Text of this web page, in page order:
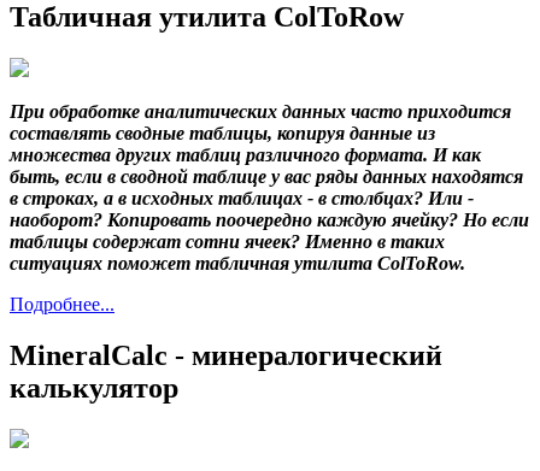
Табличная утилита ColToRow
При обработке аналитических данных часто приходится
составлять сводные таблицы, копируя данные из
множества других таблиц различного формата. И как
быть, если в сводной таблице у вас ряды данных находятся
в строках, а в исходных таблицах - в столбцах? Или -
наоборот? Копировать поочередно каждую ячейку? Но если
таблицы содержат сотни ячеек? Именно в таких
ситуациях поможет табличная утилита ColToRow.
Подробнее...
MineralCalc - минералогический
калькулятор